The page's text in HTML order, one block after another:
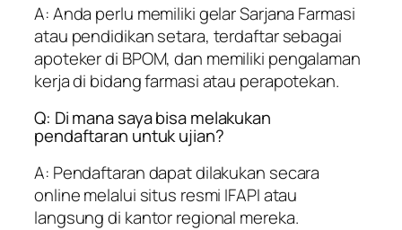
A: Anda perlu memiliki gelar Sarjana Farmasi
atau pendidikan setara, terdaftar sebagai
apoteker di BPOM, dan memiliki pengalaman
kerja di bidang farmasi atau perapotekan.
Q: Di mana saya bisa melakukan
pendaftaran untuk ujian?
A: Pendaftaran dapat dilakukan secara
online melalui situs resmi IFAPI atau
langsung di kantor regional mereka.